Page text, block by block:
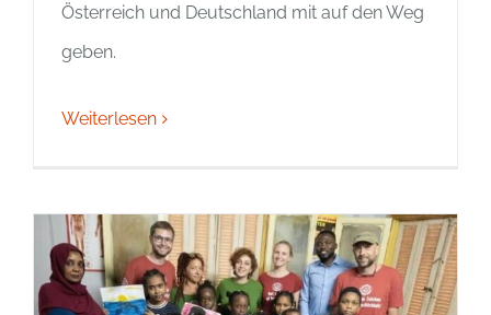
Österreich und Deutschland mit auf den Weg
geben.
Weiterlesen